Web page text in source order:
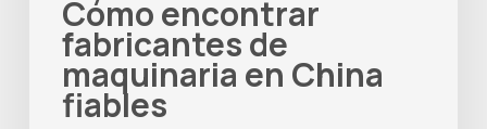
Cómo encontrar
fabricantes de
maquinaria en China
fiables